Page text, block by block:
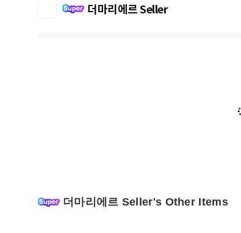
더마리에르 Seller
더마리에르 Seller's Other Items